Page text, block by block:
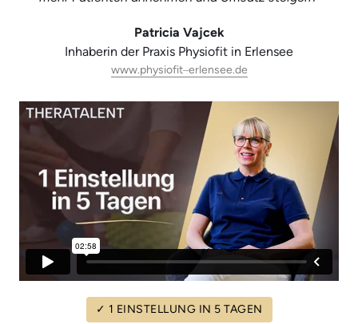
Patricia Vajcek
Inhaberin der Praxis Physiofit in Erlensee
www.physiofit‒erlensee.de
✓ 1 EINSTELLUNG IN 5 TAGEN